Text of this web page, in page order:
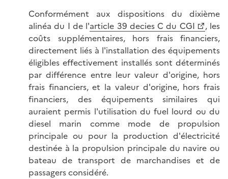
Conformément aux dispositions du dixième
alinéa du I de l'article 39 decies C du CGI
, les
coûts supplémentaires, hors frais financiers,
directement liés à l'installation des équipements
éligibles effectivement installés sont déterminés
par différence entre leur valeur d'origine, hors
frais financiers, et la valeur d'origine, hors frais
financiers, des équipements similaires qui
auraient permis l'utilisation du fuel lourd ou du
diesel marin comme mode de propulsion
principale ou pour la production d'électricité
destinée à la propulsion principale du navire ou
bateau de transport de marchandises et de
passagers considéré.